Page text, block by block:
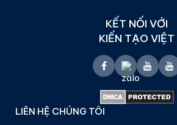
KẾT NỐI VỚI
KIẾN TẠO VIỆT
LIÊN HỆ CHÚNG TÔI